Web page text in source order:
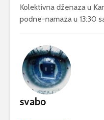
Kolektivna dženaza u
podne-namaza u 13:30
svabo